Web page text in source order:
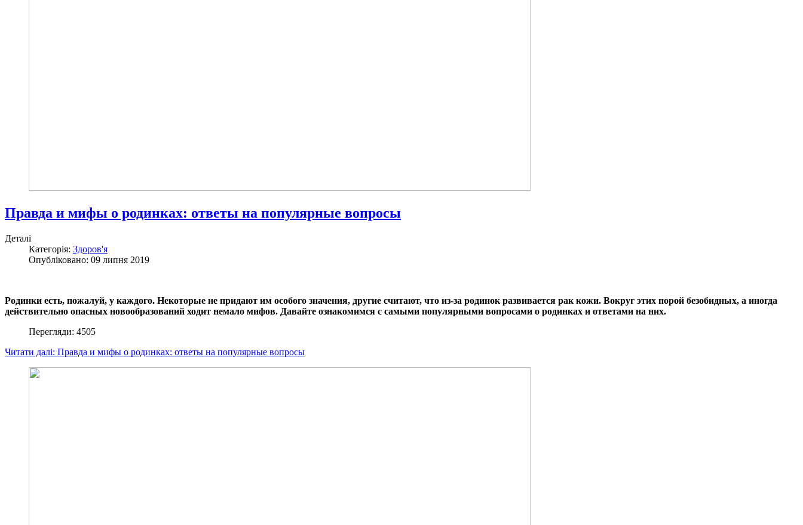
Правда и мифы о родинках: ответы на популярные вопросы
Деталі
Категорія: Здоров'я
Опубліковано: 09 липня 2019
Родинки есть, пожалуй, у каждого. Некоторые не придают им особого значения, другие считают, что из-за родинок развивается рак кожи. Вокруг этих порой безобидных, а иногда
действительно опасных новообразований ходит немало мифов. Давайте ознакомимся с самыми популярными вопросами о родинках и ответами на них.
Перегляди: 4505
Читати далі: Правда и мифы о родинках: ответы на популярные вопросы